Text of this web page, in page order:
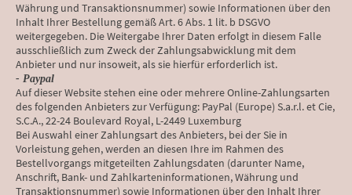
Währung und Transaktionsnummer) sowie Informationen über den
Inhalt Ihrer Bestellung gemäß Art. 6 Abs. 1 lit. b DSGVO
weitergegeben. Die Weitergabe Ihrer Daten erfolgt in diesem Falle
ausschließlich zum Zweck der Zahlungsabwicklung mit dem
Anbieter und nur insoweit, als sie hierfür erforderlich ist.
- Paypal
Auf dieser Website stehen eine oder mehrere Online-Zahlungsarten
des folgenden Anbieters zur Verfügung: PayPal (Europe) S.a.r.l. et Cie,
S.C.A., 22-24 Boulevard Royal, L-2449 Luxemburg
Bei Auswahl einer Zahlungsart des Anbieters, bei der Sie in
Vorleistung gehen, werden an diesen Ihre im Rahmen des
Bestellvorgangs mitgeteilten Zahlungsdaten (darunter Name,
Anschrift, Bank- und Zahlkarteninformationen, Währung und
Transaktionsnummer) sowie Informationen über den Inhalt Ihrer